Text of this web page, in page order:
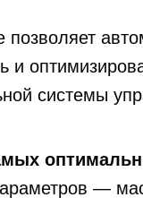
и
системы
—